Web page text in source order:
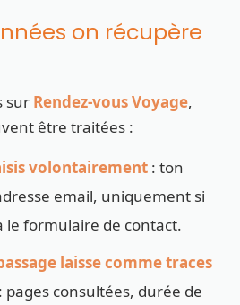
on récupère
sur Rendez-vous Voyage,
être traitées :
volontairement : ton
email, uniquement si
le formulaire de contact.
laisse comme traces
: pages consultées, durée de